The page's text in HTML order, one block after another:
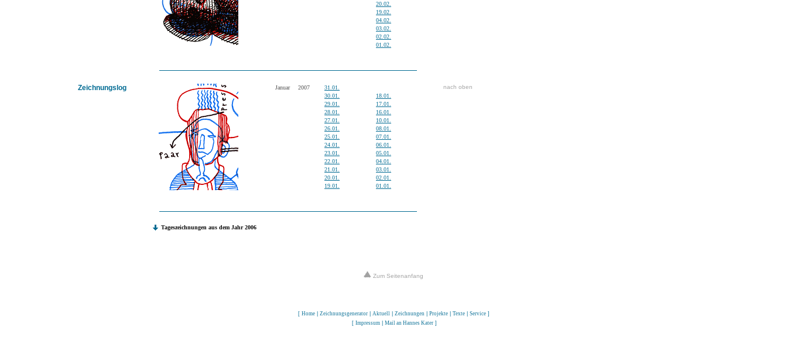
20.02.
19.02.
04.02.
03.02.
02.02.
01.02.
Zeichnungslog Januar 2007
31.01.
30.01.
29.01.
28.01.
27.01.
26.01.
25.01.
24.01.
23.01.
22.01.
21.01.
20.01.
19.01.
18.01.
17.01.
16.01.
10.01.
08.01.
07.01.
06.01.
05.01.
04.01.
03.01.
02.01.
01.01.
nach oben
Tageszeichnungen aus dem Jahr 2006
Zum Seitenanfang
[ Home| Zeichnungsgenerator| Aktuell| Zeichnungen| Projekte| Texte| Service]
[ Impressum Mail an Hannes Kater ]